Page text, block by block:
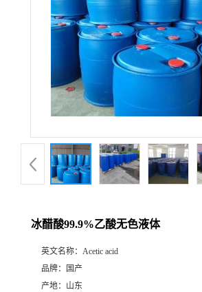
冰醋酸99.9%乙酸无色液体
英文名称： Acetic acid
品牌：
国产
产地： 山东